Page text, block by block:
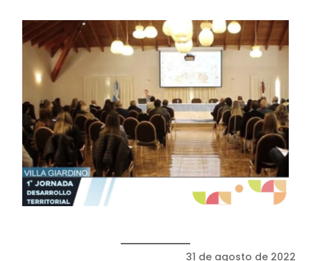
31 de agosto de 2022